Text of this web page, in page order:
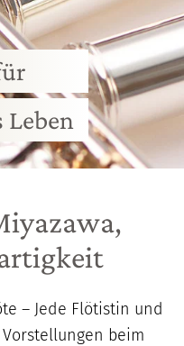
Leben
– Jede Flötistin und
beim